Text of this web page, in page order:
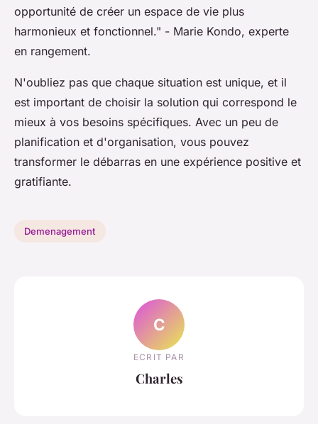
opportunité de créer un espace de vie plus
harmonieux et fonctionnel." - Marie Kondo, experte
en rangement.
N'oubliez pas que chaque situation est unique, et il
est important de choisir la solution qui correspond le
mieux à vos besoins spécifiques. Avec un peu de
planification et d'organisation, vous pouvez
transformer le débarras en une expérience positive et
gratifiante.
Demenagement
C
ECRIT PAR
Charles